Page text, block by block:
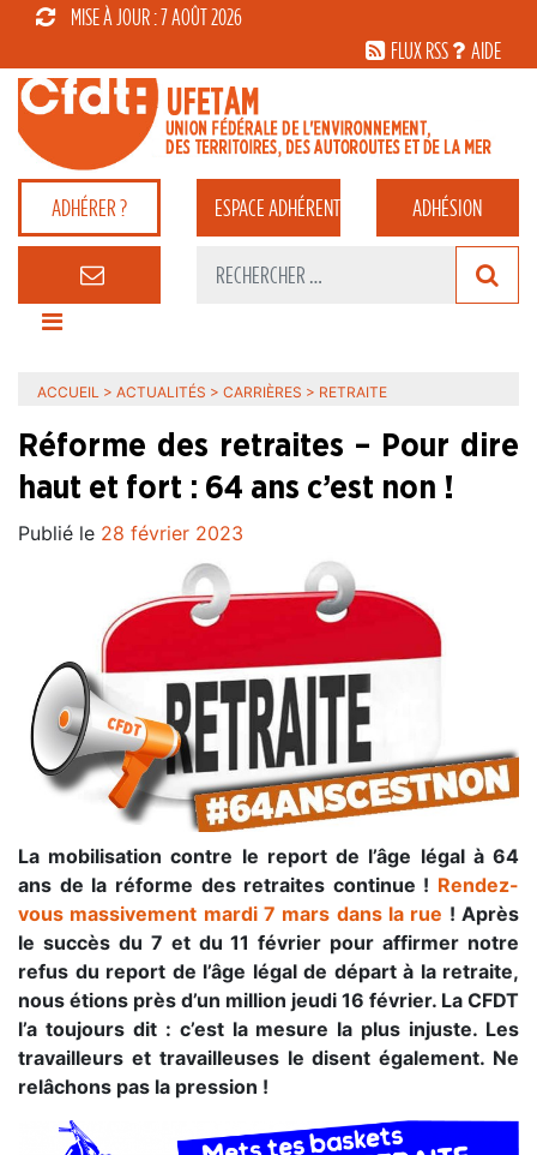
MISE À JOUR : 7 AOÛT 2026
FLUX RSS
AIDE
ADHÉRER ? ESPACEADHÉRENT ADHÉSION
ACCUEIL > ACTUALITÉS > CARRIÈRES > RETRAITE
Réforme des retraites – Pour dire
haut et fort : 64 ans c’est non !
Publié le 28 février 2023
La mobilisation contre le report de l’âge légal à 64
ans de la réforme des retraites continue ! Rendez-
vous massivement mardi 7 mars dans la rue ! Après
le succès du 7 et du 11 février pour affirmer notre
refus du report de l’âge légal de départ à la retraite,
nous étions près d’un million jeudi 16 février. La CFDT
l’a toujours dit : c’est la mesure la plus injuste. Les
travailleurs et travailleuses le disent également. Ne
relâchons pas la pression !